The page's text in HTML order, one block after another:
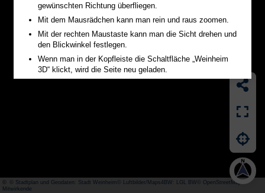
© © Stadtplan und Geodaten: Stadt Weinheim © Luftbilder/Maps4BW: LGL BW © OpenStreetMap-
Mitwirkende
gewünschten Richtung überfliegen.
Mit dem Mausrädchen kann man rein und raus zoomen.
Mit der rechten Maustaste kann man die Sicht drehen und
den Blickwinkel festlegen.
Wenn man in der Kopfleiste die Schaltfläche „Weinheim
3D“ klickt, wird die Seite neu geladen.
einen Link versenden.